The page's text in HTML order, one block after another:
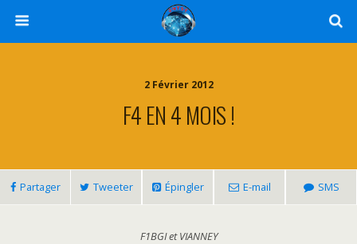
2 Février 2012
F4 EN 4 MOIS !
Partager Tweeter Épingler E-mail SMS
F1BGI et VIANNEY